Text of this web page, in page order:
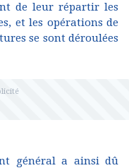
de leur répartir les
et les opérations de
se sont déroulées
général a ainsi dû